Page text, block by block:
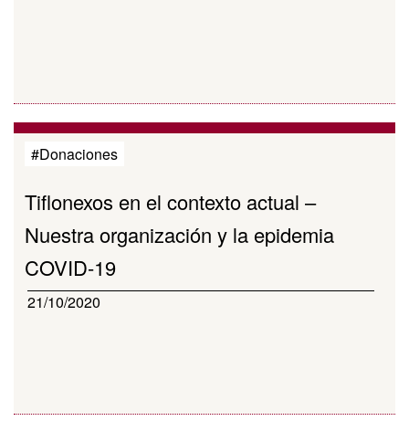
#Donaciones
Tiflonexos en el contexto actual –
Nuestra organización y la epidemia
COVID-19
21/10/2020